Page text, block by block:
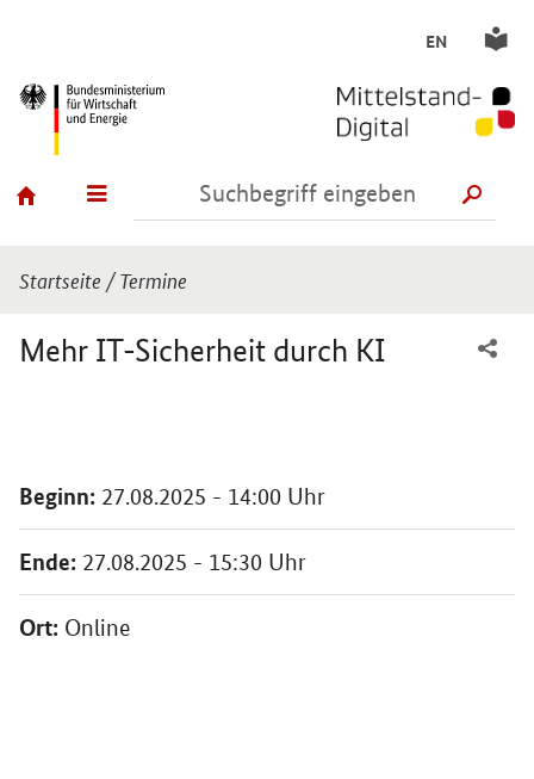
EN
Sie sind hier:
Startseite /Termine
Mehr IT-Sicherheit durch KI
Beginn: 27.08.2025 - 14:00 Uhr
Ende: 27.08.2025 - 15:30 Uhr
Ort: Online